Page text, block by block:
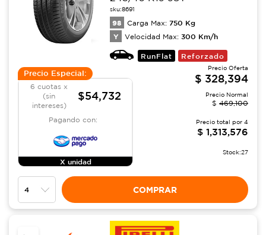
sku:8691
98 Carga Max: 750 Kg
Y Velocidad Max: 300 Km/h
RunFlat Reforzado
Precio Especial:
6 cuotas x
(sin
intereses)
$54,732
Pagando con:
X unidad
Precio Oferta
$ 328,394
Precio Normal
$ 469,100
Precio total por 4
$ 1,313,576
Stock:27
COMPRAR